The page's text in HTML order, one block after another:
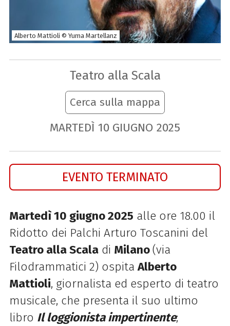
Alberto Mattioli © Yuma Martellanz
Teatro alla Scala
Cerca sulla mappa
MARTEDÌ 10 GIUGNO 2025
EVENTO TERMINATO
Martedì 10 giugno 2025 alle ore 18.00 il
Ridotto dei Palchi Arturo Toscanini del
Teatro alla Scaladi Milano(via
Filodrammatici 2) ospitaAlberto
Mattioli, giornalista ed esperto di teatro
musicale, che presenta il suo ultimo
libro Il loggionista impertinente;